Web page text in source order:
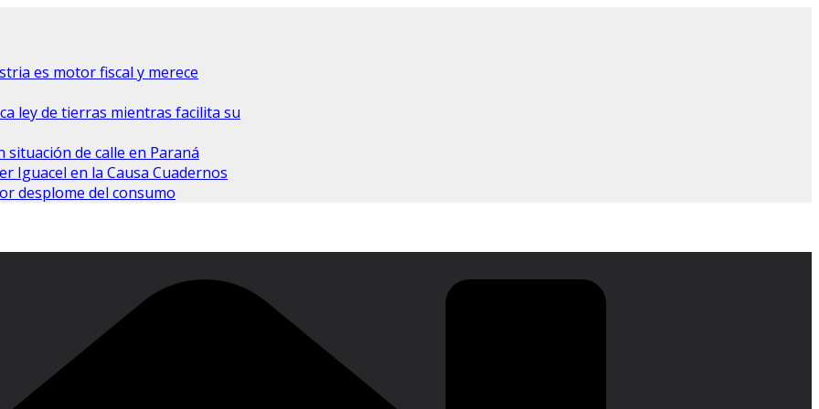
es motor fiscal y merece
ley de tierras mientras facilita su
de calle en Paraná
Iguacel en la Causa Cuadernos
desplome del consumo